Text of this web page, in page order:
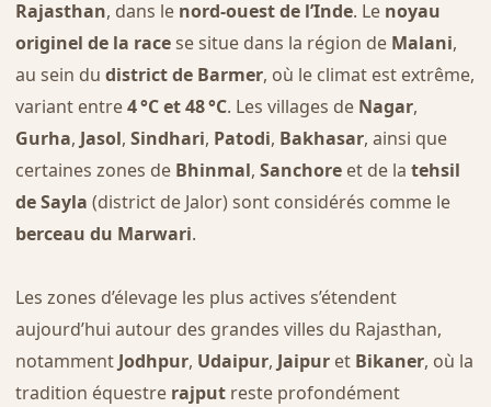
Rajasthan, dans le nord-ouest de l’Inde. Le noyau
originel de la racese situe dans la région de Malani,
au sein du district de Barmer, où le climat est extrême,
variant entre4 °C et 48 °C. Les villages de Nagar,
Gurha, Jasol, Sindhari, Patodi, Bakhasar, ainsi que
certaines zones de Bhinmal, Sanchoreet de la tehsil
de Sayla (district de Jalor) sont considérés comme le
berceau du Marwari.
Les zones d’élevage les plus actives s’étendent
aujourd’hui autour des grandes villes du Rajasthan,
notamment Jodhpur, Udaipur, Jaipuret Bikaner, où la
tradition équestre rajputreste profondément